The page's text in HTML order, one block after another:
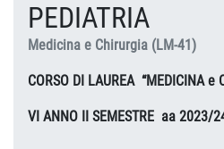
PEDIATRIA
Medicina e Chirurgia (LM-41)
CORSO DI LAUREA “MEDICINA e
VI ANNO II SEMESTRE aa 2023/